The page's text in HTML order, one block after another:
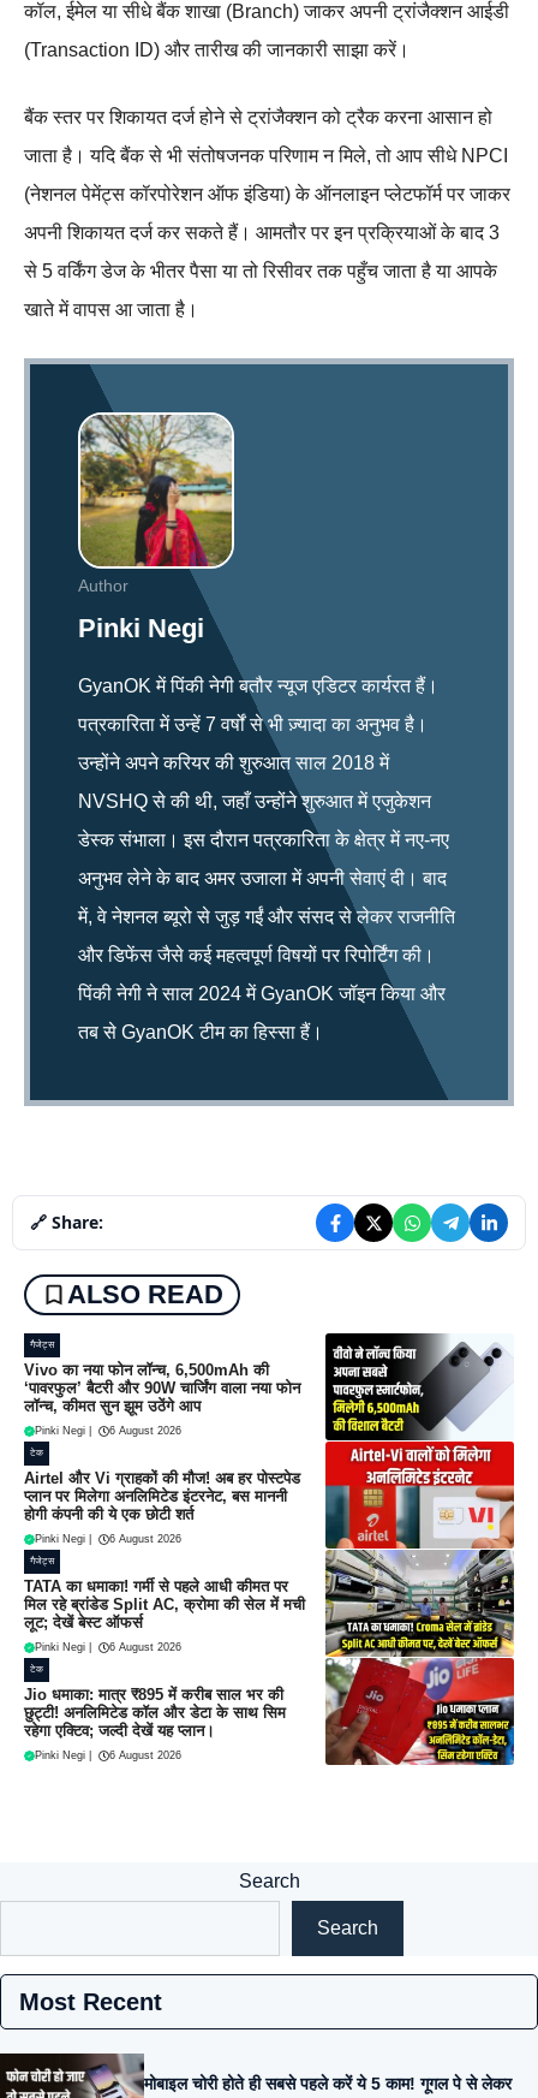
कॉल, ईमेल या सीधे बैंक शाखा (Branch) जाकर अपनी ट्रांजैक्शन आईडी
(Transaction ID) और तारीख की जानकारी साझा करें।
बैंक स्तर पर शिकायत दर्ज होने से ट्रांजैक्शन को ट्रैक करना आसान हो
जाता है। यदि बैंक से भी संतोषजनक परिणाम न मिले, तो आप सीधे NPCI
(नेशनल पेमेंट्स कॉरपोरेशन ऑफ इंडिया) के ऑनलाइन प्लेटफॉर्म पर जाकर
अपनी शिकायत दर्ज कर सकते हैं। आमतौर पर इन प्रक्रियाओं के बाद 3
से 5 वर्किंग डेज के भीतर पैसा या तो रिसीवर तक पहुँच जाता है या आपके
खाते में वापस आ जाता है।
Author
Pinki Negi
GyanOK में पिंकी नेगी बतौर न्यूज एडिटर कार्यरत हैं।
पत्रकारिता में उन्हें 7 वर्षों से भी ज़्यादा का अनुभव है।
उन्होंने अपने करियर की शुरुआत साल 2018 में
NVSHQ से की थी, जहाँ उन्होंने शुरुआत में एजुकेशन
डेस्क संभाला। इस दौरान पत्रकारिता के क्षेत्र में नए-नए
अनुभव लेने के बाद अमर उजाला में अपनी सेवाएं दी। बाद
में, वे नेशनल ब्यूरो से जुड़ गईं और संसद से लेकर राजनीति
और डिफेंस जैसे कई महत्वपूर्ण विषयों पर रिपोर्टिंग की।
पिंकी नेगी ने साल 2024 में GyanOK जॉइन किया और
तब से GyanOK टीम का हिस्सा हैं।
🔗 Share:
ALSO READ
गैजेट्स
Vivo का नया फोन लॉन्च, 6,500mAh की
‘पावरफुल’ बैटरी और 90W चार्जिंग वाला नया फोन
लॉन्च, कीमत सुन झूम उठेंगे आप
Pinki Negi 6 August 2026
टेक
Airtel और Vi ग्राहकों की मौज! अब हर पोस्टपेड
प्लान पर मिलेगा अनलिमिटेड इंटरनेट, बस माननी
होगी कंपनी की ये एक छोटी शर्त
Pinki Negi 6 August 2026
गैजेट्स
TATA का धमाका! गर्मी से पहले आधी कीमत पर
मिल रहे ब्रांडेड Split AC, क्रोमा की सेल में मची
लूट; देखें बेस्ट ऑफर्स
Pinki Negi 6 August 2026
टेक
Jio धमाका: मात्र ₹895 में करीब साल भर की
छुट्टी! अनलिमिटेड कॉल और डेटा के साथ सिम
रहेगा एक्टिव; जल्दी देखें यह प्लान।
Pinki Negi 6 August 2026
Search
Search
Most Recent
मोबाइल चोरी होते ही सबसे पहले करें ये 5 काम! गूगल पे से लेकर